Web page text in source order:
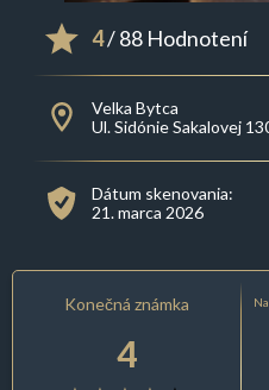
4/ 88 Hodnotení
Velka Bytca
Ul. Sidónie Sakalovej
Dátum skenovania:
21. marca 2026
Konečná známka
4